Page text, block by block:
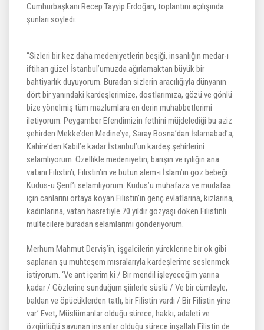
Cumhurbaşkanı Recep Tayyip Erdoğan, toplantını açılışında
şunları söyledi:
“Sizleri bir kez daha medeniyetlerin beşiği, insanlığın medar-ı
iftiharı güzel İstanbul’umuzda ağırlamaktan büyük bir
bahtiyarlık duyuyorum. Buradan sizlerin aracılığıyla dünyanın
dört bir yanındaki kardeşlerimize, dostlarımıza, gözü ve gönlü
bize yönelmiş tüm mazlumlara en derin muhabbetlerimi
iletiyorum. Peygamber Efendimizin fethini müjdelediği bu aziz
şehirden Mekke’den Medine’ye, Saray Bosna’dan İslamabad’a,
Kahire’den Kabil’e kadar İstanbul’un kardeş şehirlerini
selamlıyorum. Özellikle medeniyetin, barışın ve iyiliğin ana
vatanı Filistin’i, Filistin’in ve bütün alem-i İslam’ın göz bebeği
Kudüs-ü Şerif’i selamlıyorum. Kudüs’ü muhafaza ve müdafaa
için canlarını ortaya koyan Filistin’in genç evlatlarına, kızlarına,
kadınlarına, vatan hasretiyle 70 yıldır gözyaşı döken Filistinli
mültecilere buradan selamlarımı gönderiyorum.
Merhum Mahmut Derviş’in, işgalcilerin yüreklerine bir ok gibi
saplanan şu muhteşem mısralarıyla kardeşlerime seslenmek
istiyorum. ‘Ve ant içerim ki / Bir mendil işleyeceğim yarına
kadar / Gözlerine sunduğum şiirlerle süslü / Ve bir cümleyle,
baldan ve öpücüklerden tatlı, bir Filistin vardı / Bir Filistin yine
var.’ Evet, Müslümanlar olduğu sürece, hakkı, adaleti ve
özgürlüğü savunan insanlar olduğu sürece inşallah Filistin de